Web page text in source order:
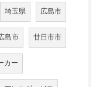
埼玉県 広島市
島市 廿日市市
カー